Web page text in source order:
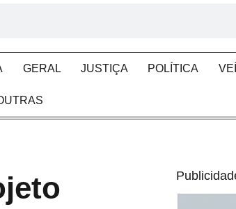
GERAL JUSTIÇA POLÍTICA